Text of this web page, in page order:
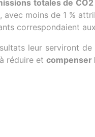
totales de CO2
avec moins de 1 %
correspondaient
leur serviront
réduire et compenser